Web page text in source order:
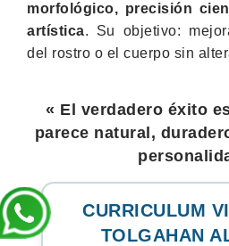
morfológico, precisión
artística. Su objetivo:
del rostro o el cuerpo sin
« El verdadero éxito
parece natural,
CURRICULUM
TOLGAHAN